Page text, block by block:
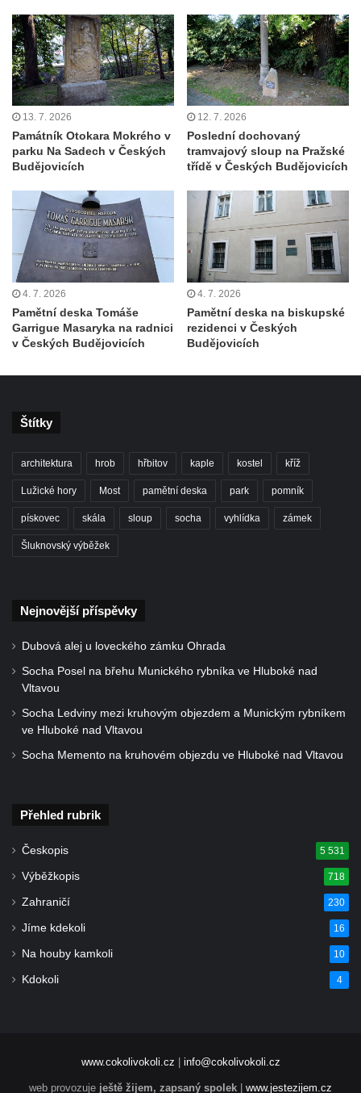
Hrob Heinricha Wünscheho na hřbitově ve
Velkém Šenově
Kenotaf Gerharda Poschera na hřbitově ve
Velkém Šenově
Kenotaf Gerharda Adolfa Johanna Sauera
na hřbitově ve Velkém Šenově
Pomník obětem 1. světové války před
Šenově
Kenotaf Václava Liprta na hřbitově v
Cítolibech
Kenotaf Františka Malypetra na hřbitově v
Cítolibech
Hrob Derbákových na hřbitově v Cítolibech
Hrob Františka Morkera na hřbitově v
Hrob Karla Trenklera na hřbitově v
Cítolibech
Pamětní deska Jaroslava Lhotského na
Pomník na místě hrobu ruských vojáků z
do Cítolib
Hrob Antonína Švejdy na hřbitově v
Hrob Jaroslava Klicpery na hřbitově v
Hrob Oldřicha Pokorného na hřbitově v
Hrob Antonína Krejcárka na hřbitově v
Chlumčanech
Hrob Josefa Fořta na hřbitově v
Chlumčanech
Hrob vojáků Rudé armády na hřbitově v
Chlumčanech
Chlumčanech
Pomník obětem 1. a 2. světové války ve
13. 7. 2026
Památník Otokara Mokrého v
parku Na Sadech v Českých
Budějovicích
12. 7. 2026
Poslední dochovaný
tramvajový sloup na Pražské
třídě v Českých Budějovicích
4. 7. 2026
Pamětní deska Tomáše
Garrigue Masaryka na radnici
v Českých Budějovicích
4. 7. 2026
Pamětní deska na biskupské
rezidenci v Českých
Budějovicích
Štítky
architektura hrob hřbitov kaple kostel kříž
Lužické hory Most pamětní deska park pomník
pískovec skála sloup socha vyhlídka zámek
Šluknovský výběžek
Nejnovější příspěvky
Dubová alej u loveckého zámku Ohrada
Socha Posel na břehu Munického rybníka ve Hluboké nad
Vltavou
Socha Ledviny mezi kruhovým objezdem a Munickým rybníkem
ve Hluboké nad Vltavou
Socha Memento na kruhovém objezdu ve Hluboké nad Vltavou
Přehled rubrik
Českopis 5 531
Výběžkopis 718
Zahraničí 230
Jíme kdekoli 16
Na houby kamkoli 10
Kdokoli 4
www.cokolivokoli.cz | info@cokolivokoli.cz
web provozuje ještě žijem, zapsaný spolek | www.jestezijem.cz